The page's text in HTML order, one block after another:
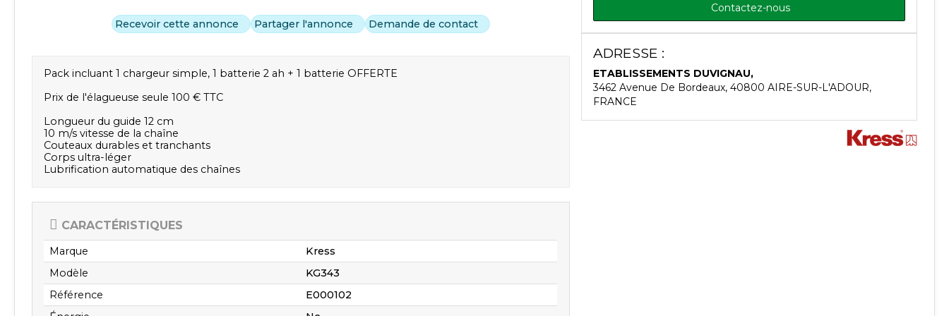
Pack incluant 1 chargeur simple, 1 batterie 2 ah + 1 batterie OFFERTE
Prix de l'élagueuse seule 100 € TTC
Longueur du guide 12 cm
10 m/s vitesse de la chaîne
Couteaux durables et tranchants
Corps ultra-léger
Lubrification automatique des chaînes
Demande de contact
Partager l'annonce
Recevoir cette annonce
CARACTÉRISTIQUES
Marque
Kress
Modèle
KG343
Référence
E000102
Contactez-nous
ADRESSE :
ETABLISSEMENTS DUVIGNAU,
3462 Avenue De Bordeaux, 40800 AIRE-SUR-L'ADOUR,
FRANCE